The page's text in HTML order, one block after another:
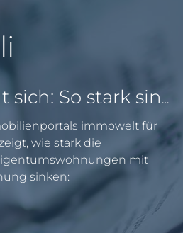
Pendeln lohnt sich: So stark sinken Wohnungspreise im Umland
immowelt für
wie stark die
mit
sinken: